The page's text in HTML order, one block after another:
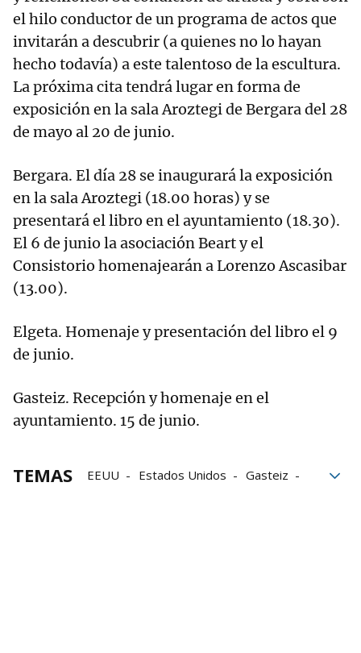
el hilo conductor de un programa de actos que
invitarán a descubrir (a quienes no lo hayan
hecho todavía) a este talentoso de la escultura.
La próxima cita tendrá lugar en forma de
exposición en la sala Aroztegi de Bergara del 28
de mayo al 20 de junio.
Bergara. El día 28 se inaugurará la exposición
en la sala Aroztegi (18.00 horas) y se
presentará el libro en el ayuntamiento (18.30).
El 6 de junio la asociación Beart y el
Consistorio homenajearán a Lorenzo Ascasibar
(13.00).
Elgeta. Homenaje y presentación del libro el 9
de junio.
Gasteiz. Recepción y homenaje en el
ayuntamiento. 15 de junio.
TEMAS EEUU Estados Unidos
Gasteiz